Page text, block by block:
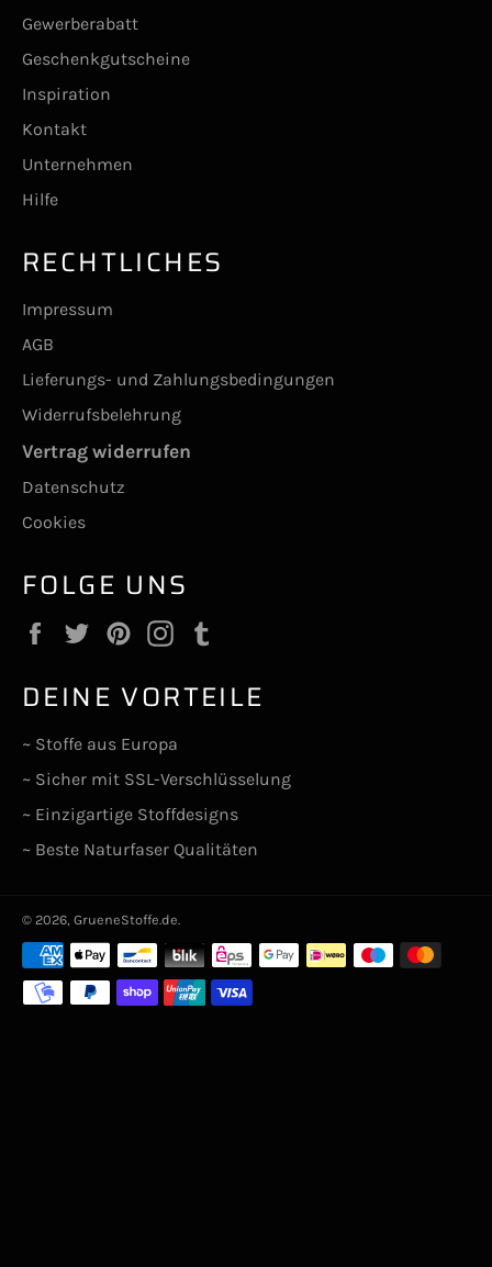
Gewerberabatt
Geschenkgutscheine
Inspiration
Kontakt
Unternehmen
Hilfe
RECHTLICHES
Impressum
AGB
Lieferungs- und Zahlungsbedingungen
Widerrufsbelehrung
Vertrag widerrufen
Datenschutz
Cookies
FOLGE UNS
FacebookTwitterPinterestInstagram
DEINE VORTEILE
~ Stoffe aus Europa
~ Sicher mit SSL-Verschlüsselung
~ Einzigartige Stoffdesigns
~ Beste Naturfaser Qualitäten
© 2026, GrueneStoffe.de.
Zahlungsarten